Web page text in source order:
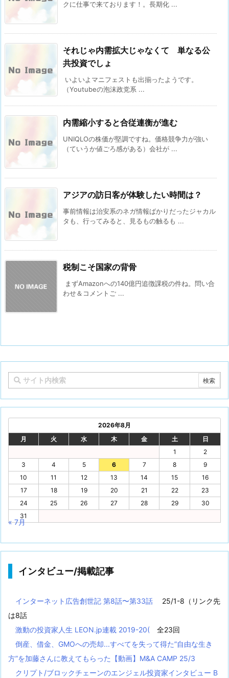
クに仕事で来ております！。長期化 ...
それじゃ内需拡大じゃなくて 単なる公
共投資でしょ
いよいよマニフェストも出揃ったようです。
（Youtubeの泡沫政党系 ...
内需縮小すると合従連衡が進む
UNIQLOの株価が堅調ですね。価格競争力が強い
（ていうか値ごろ感がある）会社が ...
アジアの訪日客が体験したい時間は？
事前情報は治安系のネガ情報ばかりだったジャカル
タも、行ってみると、見るもの触るも ...
税制こそ国家の背骨
まずAmazonへの140億円追徴課税の件ね。問い合
わせ＆コメントご ...
2026年8月
月
火 水 木 金 土
日
1
2
3
4 5 6 7 8
9
10
11 12 13 14 15
16
17
18 19 20 21 22
23
24
25 26 27 28 29
30
31
« 7月
インタビュー/掲載記事
インターネット広告創世記 第8話〜第33話
25/1-8（リンク先
は8話
激動の投資家人生 LEON.jp連載 2019-20(
全23回
倒産、借金、GMOへの売却...すべてを失って得た”自由な生き
方”を加藤さんに教えてもらった【動画】M&A CAMP 25/3
クリプト/ブロックチェーンのエンジェル投資家インタビュー B